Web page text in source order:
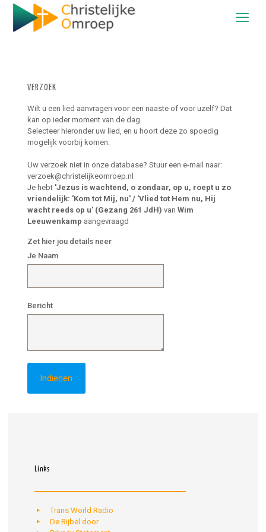
VERZOEK
Wilt u een lied aanvragen voor een naaste of voor uzelf? Dat
kan op ieder moment van de dag.
Selecteer hieronder uw lied, en u hoort deze zo spoedig
mogelijk voorbij komen.
Uw verzoek niet in onze database? Stuur een e-mail naar:
verzoek@christelijkeomroep.nl
Je hebt 'Jezus is wachtend, o zondaar, op u, roept u zo
vriendelijk: 'Kom tot Mij, nu' / 'Vlied tot Hem nu, Hij
wacht reeds op u' (Gezang 261 JdH) vanWim
Leeuwenkamp aangevraagd
Zet hier jou details neer
Je Naam
Bericht
Links
Trans World Radio
De Bijbel door